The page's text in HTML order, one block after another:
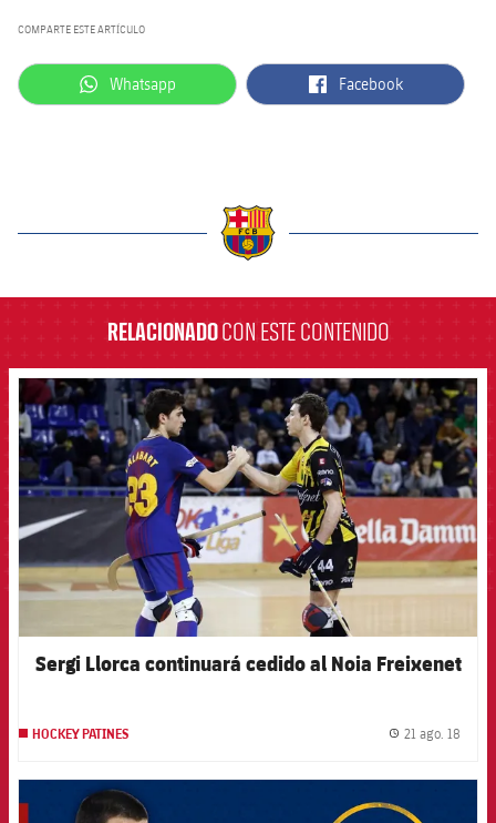
Fotos
VALORANT Rising
VALORANT Game Changers
COMPARTE ESTE ARTÍCULO
label.aria.whatsapp
Whatsapp label.aria.facebook
Facebook
RELACIONADOCON ESTE CONTENIDO
FCB Barcelona badge
Sergi Llorca continuará cedido al Noia Freixenet
HOCKEY PATINES 21 ago. 18